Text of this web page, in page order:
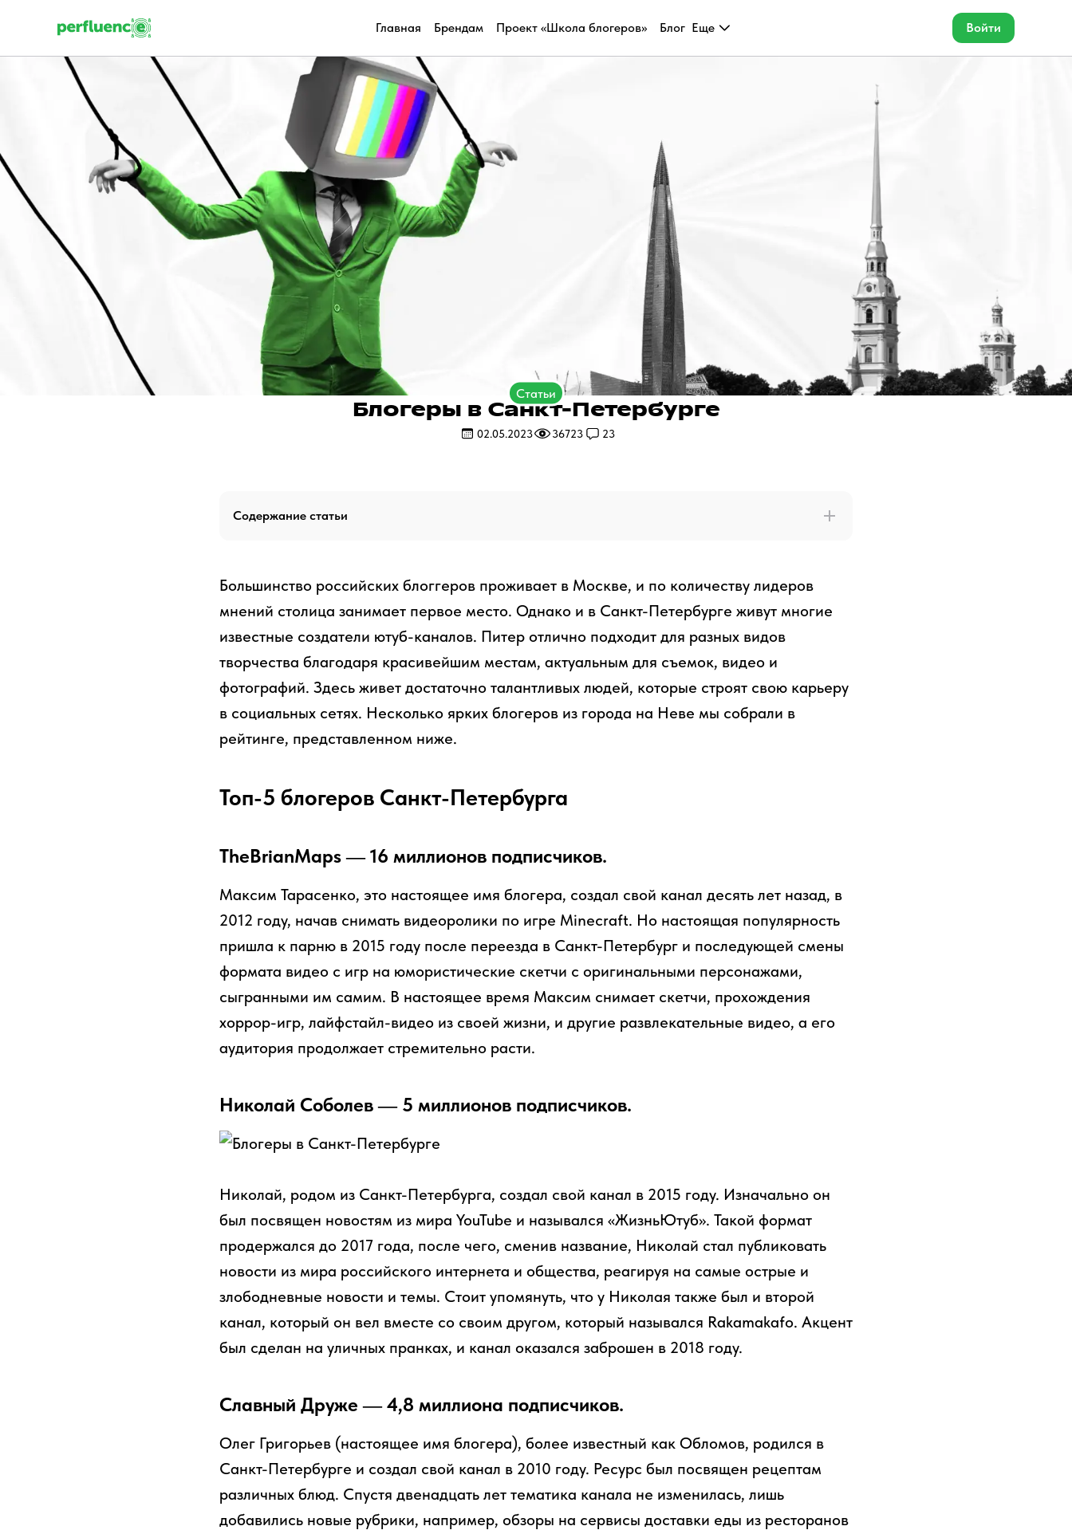
Главная Брендам Проект «Школа блогеров» Блог Еще Войти
Статьи
Блогеры в Санкт-Петербурге
02.05.2023 36723 23
Содержание статьи
Большинство российских блоггеров проживает в Москве, и по количеству лидеров
мнений столица занимает первое место. Однако и в Санкт-Петербурге живут многие
известные создатели ютуб-каналов. Питер отлично подходит для разных видов
творчества благодаря красивейшим местам, актуальным для съемок, видео и
фотографий. Здесь живет достаточно талантливых людей, которые строят свою карьеру
в социальных сетях. Несколько ярких блогеров из города на Неве мы собрали в
рейтинге, представленном ниже.
Топ-5 блогеров Санкт-Петербурга
TheBrianMaps — 16 миллионов подписчиков.
Максим Тарасенко, это настоящее имя блогера, создал свой канал десять лет назад, в
2012 году, начав снимать видеоролики по игре Minecraft. Но настоящая популярность
пришла к парню в 2015 году после переезда в Санкт-Петербург и последующей смены
формата видео с игр на юмористические скетчи с оригинальными персонажами,
сыгранными им самим. В настоящее время Максим снимает скетчи, прохождения
хоррор-игр, лайфстайл-видео из своей жизни, и другие развлекательные видео, а его
аудитория продолжает стремительно расти.
Николай Соболев — 5 миллионов подписчиков.
Николай, родом из Санкт-Петербурга, создал свой канал в 2015 году. Изначально он
был посвящен новостям из мира YouTube и назывался «ЖизньЮтуб». Такой формат
продержался до 2017 года, после чего, сменив название, Николай стал публиковать
новости из мира российского интернета и общества, реагируя на самые острые и
злободневные новости и темы. Стоит упомянуть, что у Николая также был и второй
канал, который он вел вместе со своим другом, который назывался Rakamakafo. Акцент
был сделан на уличных пранках, и канал оказался заброшен в 2018 году.
Славный Друже — 4,8 миллиона подписчиков.
Олег Григорьев (настоящее имя блогера), более известный как Обломов, родился в
Санкт-Петербурге и создал свой канал в 2010 году. Ресурс был посвящен рецептам
различных блюд. Спустя двенадцать лет тематика канала не изменилась, лишь
добавились новые рубрики, например, обзоры на сервисы доставки еды из ресторанов